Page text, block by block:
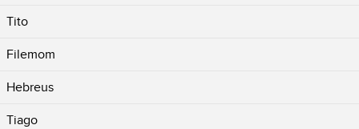
Tito
Filemom
Hebreus
Tiago